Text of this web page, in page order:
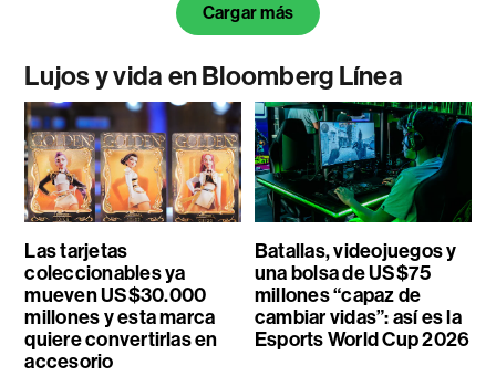
Cargar más
Lujos y vida en Bloomberg Línea
Las tarjetas
coleccionables ya
mueven US$30.000
millones y esta marca
quiere convertirlas en
accesorio
Batallas, videojuegos y
una bolsa de US$75
millones “capaz de
cambiar vidas”: así es la
Esports World Cup 2026